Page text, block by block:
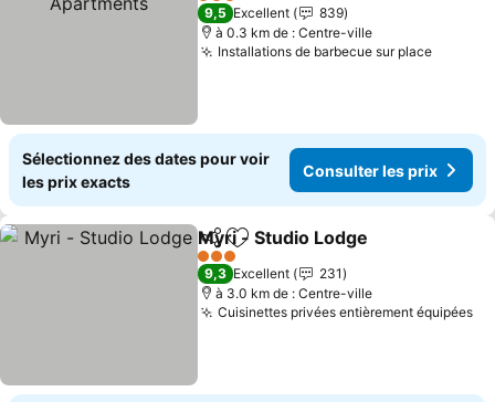
3 Étoiles
9,5 Excellent
839
à 0.3 km de : Centre-ville
Installations de barbecue sur place
Sélectionnez des dates pour voir
les prix exacts
Consulter les prix
PartagerAjouter à mes favoris
Myri - Studio Lodge
3 Étoiles
9,3 Excellent
231
à 3.0 km de : Centre-ville
Cuisinettes privées entièrement équipées